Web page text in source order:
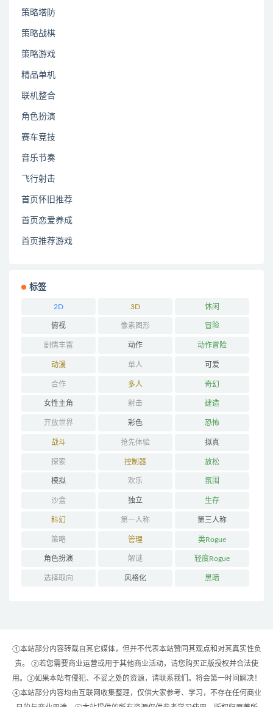
策略塔防
策略战棋
策略游戏
精品单机
联机整合
角色扮演
赛车竞技
音乐节奏
飞行射击
首页怀旧推荐
首页恋爱养成
首页推荐游戏
标签
2D 3D 休闲
俯视 像素图形 冒险
剧情丰富 动作 动作冒险
动漫 单人 可爱
合作 多人 奇幻
女性主角 射击 建造
开放世界 彩色 恐怖
战斗 抢先体验 拟真
探索 控制器 放松
模拟 欢乐 氛围
沙盒 独立 生存
科幻 第一人称 第三人称
策略 管理 类Rogue
角色扮演 解谜 轻度Rogue
选择取向 风格化 黑暗
①本站部分内容转载自其它媒体，但并不代表本站赞同其观点和对其真实性负
责。 ②若您需要商业运营或用于其他商业活动，请您购买正版授权并合法使
用。③如果本站有侵犯、不妥之处的资源，请联系我们。将会第一时间解决！
④本站部分内容均由互联网收集整理，仅供大家参考、学习，不存在任何商业